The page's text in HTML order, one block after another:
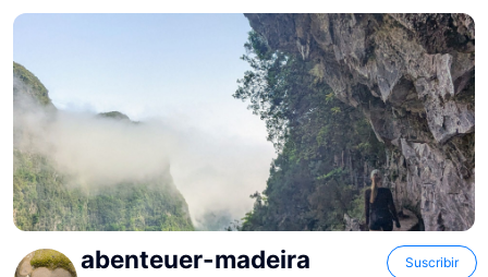
abenteuer-madeira Suscribir